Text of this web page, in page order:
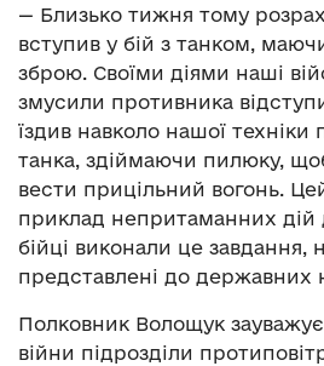
— Близько тижня тому
вступив у бій з танком,
зброю. Своїми діями наші
змусили противника
їздив навколо нашої техніки
танка, здіймаючи пилюку,
вести прицільний вогонь.
приклад непритаманних
бійці виконали це завдання,
представлені до державних
Полковник Волощук
війни підрозділи